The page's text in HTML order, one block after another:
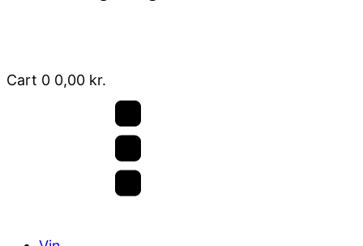
Cart 0 0,00 kr.